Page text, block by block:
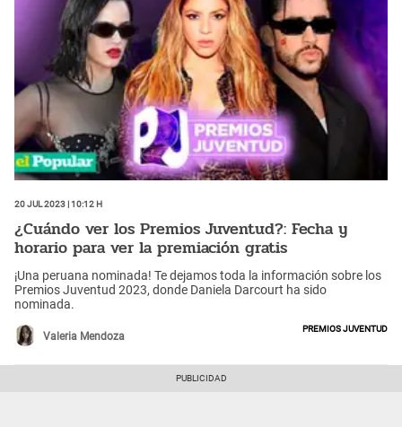
20 Jul 2023 | 10:12 h
¿Cuándo ver los Premios Juventud?: Fecha y
horario para ver la premiación gratis
¡Una peruana nominada! Te dejamos toda la información sobre los
Premios Juventud 2023, donde Daniela Darcourt ha sido
nominada.
Valeria Mendoza
Premios Juventud